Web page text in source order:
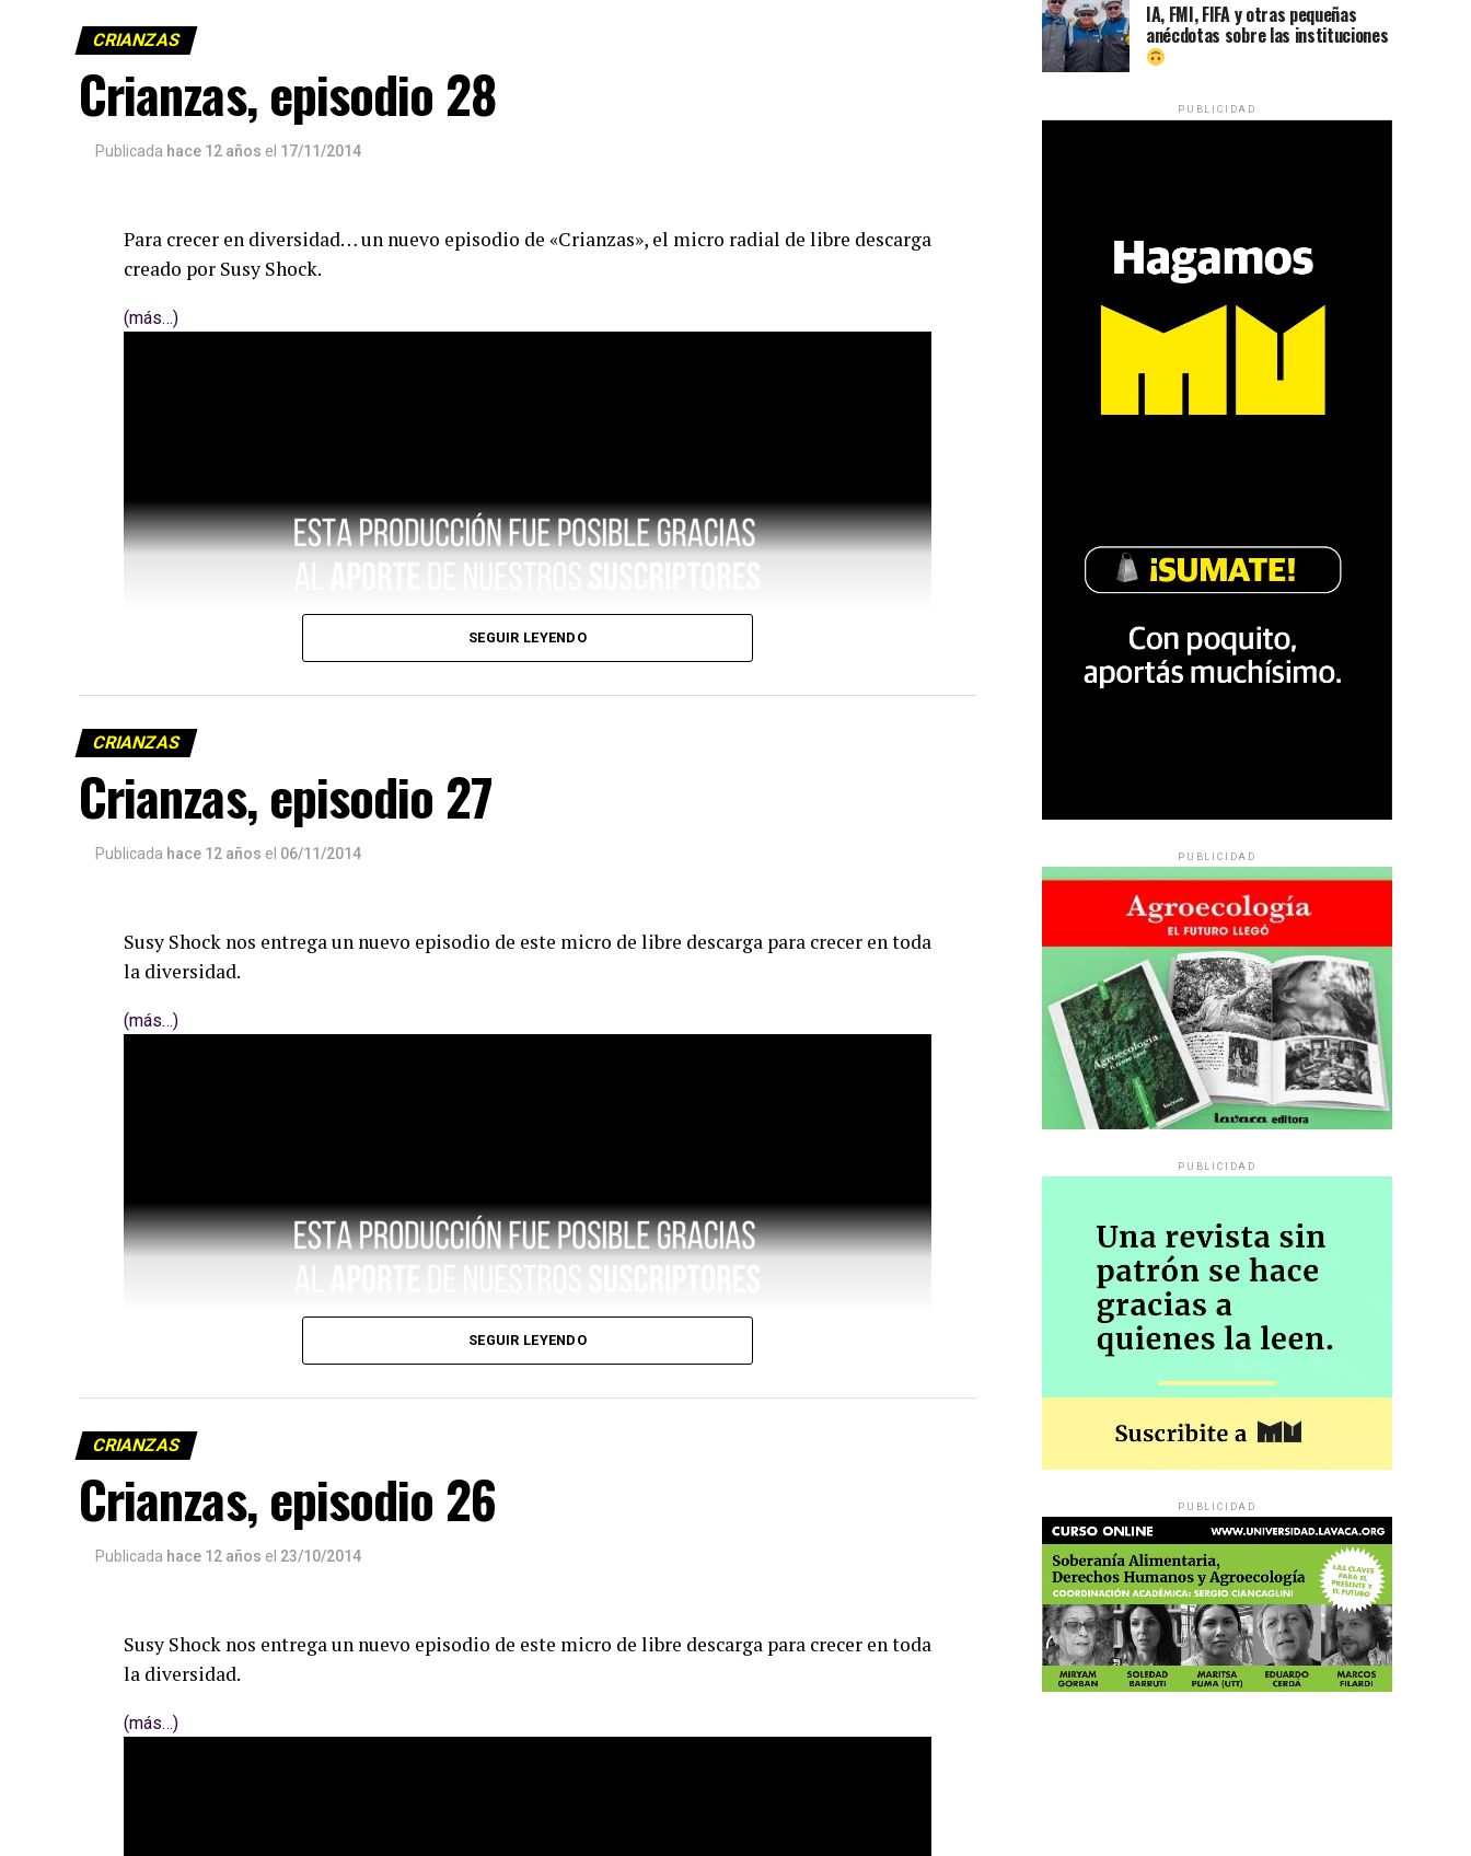
CRIANZAS
Crianzas, episodio 28
Publicada hace 12 años el 17/11/2014
Para crecer en diversidad… un nuevo episodio de «Crianzas», el micro radial de libre descarga
creado por Susy Shock.
(más…)
SEGUIR LEYENDO
CRIANZAS
Crianzas, episodio 27
Publicada hace 12 años el 06/11/2014
Susy Shock nos entrega un nuevo episodio de este micro de libre descarga para crecer en toda
la diversidad.
(más…)
SEGUIR LEYENDO
CRIANZAS
Crianzas, episodio 26
Publicada hace 12 años el 23/10/2014
Susy Shock nos entrega un nuevo episodio de este micro de libre descarga para crecer en toda
la diversidad.
(más…)
IA, FMI, FIFA y otras pequeñas
anécdotas sobre las instituciones
PUBLICIDAD
PUBLICIDAD
PUBLICIDAD
PUBLICIDAD